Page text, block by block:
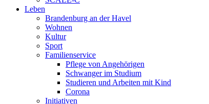
Leben
Brandenburg an der Havel
Wohnen
Kultur
Sport
Familienservice
Pflege von Angehörigen
Schwanger im Studium
Studieren und Arbeiten mit Kind
Corona
Initiativen